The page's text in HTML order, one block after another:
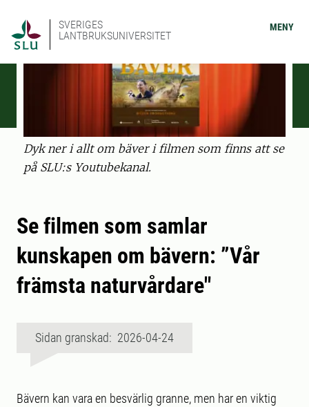
SVERIGES
LANTBRUKSUNIVERSITET
MENY
Dyk ner i allt om bäver i filmen som finns att se
på SLU:s Youtubekanal.
Se filmen som samlar
kunskapen om bävern: ”Vår
främsta naturvårdare"
Sidan granskad: 2026-04-24
Bävern kan vara en besvärlig granne, men har en viktig